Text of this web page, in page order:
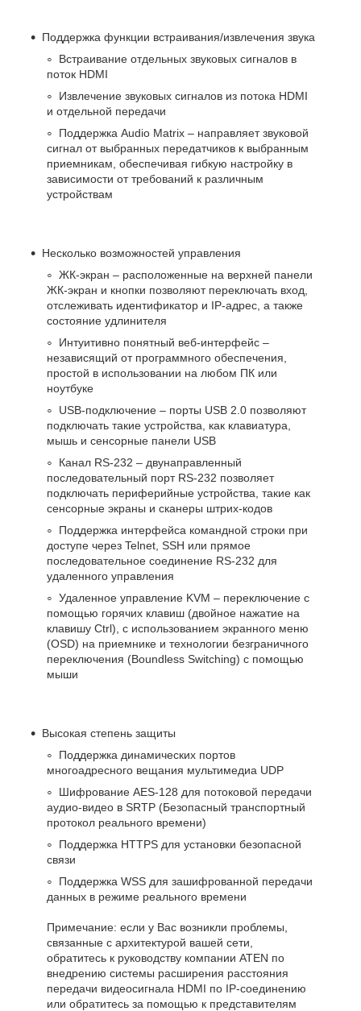
Поддержка функции встраивания/извлечения звука
Встраивание отдельных звуковых сигналов в
поток HDMI
Извлечение звуковых сигналов из потока HDMI
и отдельной передачи
Поддержка Audio Matrix – направляет звуковой
сигнал от выбранных передатчиков к выбранным
приемникам, обеспечивая гибкую настройку в
зависимости от требований к различным
устройствам
Несколько возможностей управления
ЖК-экран – расположенные на верхней панели
ЖК-экран и кнопки позволяют переключать вход,
отслеживать идентификатор и IP-адрес, а также
состояние удлинителя
Интуитивно понятный веб-интерфейс –
независящий от программного обеспечения,
простой в использовании на любом ПК или
ноутбуке
USB-подключение – порты USB 2.0 позволяют
подключать такие устройства, как клавиатура,
мышь и сенсорные панели USB
Канал RS-232 – двунаправленный
последовательный порт RS-232 позволяет
подключать периферийные устройства, такие как
сенсорные экраны и сканеры штрих-кодов
Поддержка интерфейса командной строки при
доступе через Telnet, SSH или прямое
последовательное соединение RS-232 для
удаленного управления
Удаленное управление KVM – переключение с
помощью горячих клавиш (двойное нажатие на
клавишу Ctrl), с использованием экранного меню
(OSD) на приемнике и технологии безграничного
переключения (Boundless Switching) с помощью
мыши
Высокая степень защиты
Поддержка динамических портов
многоадресного вещания мультимедиа UDP
Шифрование AES-128 для потоковой передачи
аудио-видео в SRTP (Безопасный транспортный
протокол реального времени)
Поддержка HTTPS для установки безопасной
связи
Поддержка WSS для зашифрованной передачи
данных в режиме реального времени
Примечание: если у Вас возникли проблемы,
связанные с архитектурой вашей сети,
обратитесь к руководству компании ATEN по
внедрению системы расширения расстояния
передачи видеосигнала HDMI по IP-соединению
или обратитесь за помощью к представителям